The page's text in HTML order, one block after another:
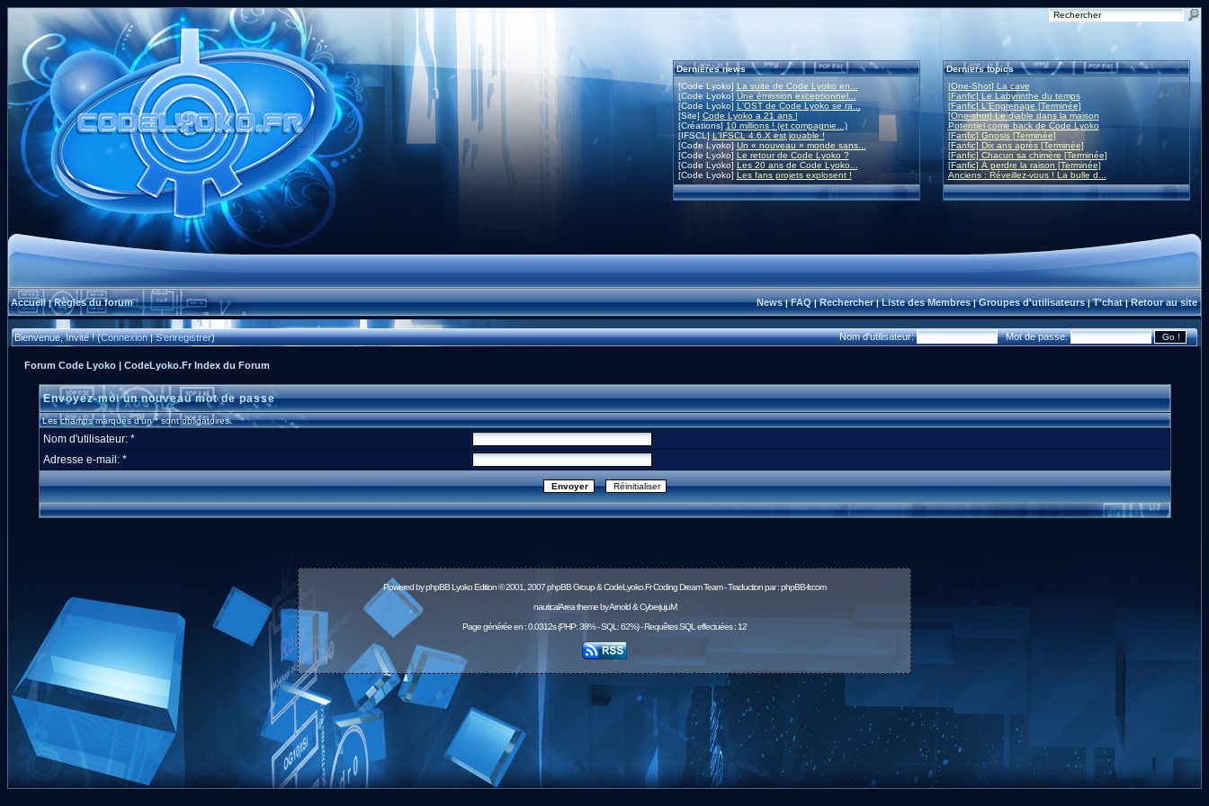
Dernières news
[Code Lyoko] La suite de Code Lyoko en...
[Code Lyoko]Une émission exceptionnel...
[Code Lyoko] L'OST de Code Lyoko se ra...
[Site] Code Lyoko a 21 ans !
[Créations] 10 millions ! (et compagnie...)
[IFSCL]L'IFSCL 4.6.X est jouable !
[Code Lyoko] Un « nouveau » monde sans...
[Code Lyoko] Le retour de Code Lyoko ?
[Code Lyoko] Les 20 ans de Code Lyoko...
[Code Lyoko] Les fans projets explosent !
Derniers topics
[One-Shot] La cave
[Fanfic] Le Labyrinthe du temps
[Fanfic] L'Engrenage [Terminée]
[One-shot] Le diable dans la maison
Potentiel come back de Code Lyoko
[Fanfic] Gnosis [Terminée]
[Fanfic] Dix ans après [Terminée]
[Fanfic] Chacun sa chimère [Terminée]
[Fanfic] À perdre la raison [Terminée]
Anciens : Réveillez-vous ! La bulle d...
Accueil|Règles du forum News|FAQ|Rechercher|Liste des Membres|Groupes d'utilisateurs|T'chat|Retour au site
Bienvenue, Invité ! (Connexion|S'enregistrer) Nom d'utilisateur: Mot de passe:
Forum Code Lyoko | CodeLyoko.Fr Index du Forum
Envoyez-moi un nouveau mot de passe
Les champs marqués d'un * sont obligatoires.
Nom d'utilisateur: *
Adresse e-mail: *
Powered byphpBBLyoko Edition © 2001, 2007 phpBB Group & CodeLyoko.Fr Coding Dream Team - Traduction par :phpBB-fr.com
nauticalArea theme by Arnold & CyberjujuM
Page générée en : 0.0312s (PHP: 38% - SQL: 62%) - Requêtes SQL effectuées : 12